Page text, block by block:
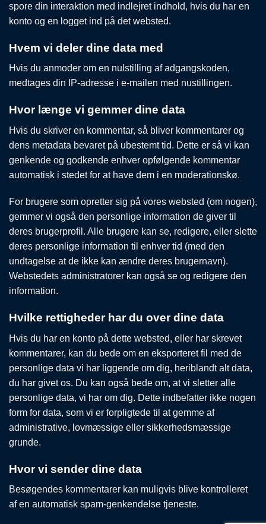
spore din interaktion med indlejret indhold, hvis du har en
konto og en logget ind på det websted.
Hvem vi deler dine data med
Hvis du anmoder om en nulstilling af adgangskoden,
medtages din IP-adresse i e-mailen med nustillingen.
Hvor længe vi gemmer dine data
Hvis du skriver en kommentar, så bliver kommentarer og
dens metadata bevaret på ubestemt tid. Dette er så vi kan
genkende og godkende enhver opfølgende kommentar
automatisk i stedet for at have dem i en moderationskø.
For brugere som opretter sig på vores websted (om nogen),
gemmer vi også den personlige information de giver til
deres brugerprofil. Alle brugere kan se, redigere, eller slette
deres personlige information til enhver tid (med den
undtagelse at de ikke kan ændre deres brugernavn).
Webstedets administratorer kan også se og redigere den
information.
Hvilke rettigheder har du over dine data
Hvis du har en konto på dette websted, eller har skrevet
kommentarer, kan du bede om en eksporteret fil med de
personlige data vi har liggende om dig, heriblandt alt data,
du har givet os. Du kan også bede om, at vi sletter alle
personlige data, vi har om dig. Dette indbefatter ikke nogen
form for data, som vi er forpligtede til at gemme af
administrative, lovmæssige eller sikkerhedsmæssige
grunde.
Hvor vi sender dine data
Besøgendes kommentarer kan muligvis blive kontrolleret
af en automatisk spam-genkendelse tjeneste.